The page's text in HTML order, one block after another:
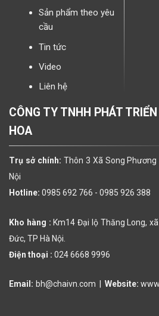
Sản phẩm theo yêu
cầu
Tin tức
Video
Liên hệ
CÔNG TY TNHH PHÁT
HOA
Trụ sở chính: Thôn 3 Xã Song
Nội
Hotline: 0985 692 766 - 0985 926 388
Kho hàng : Km14 Đại lộ Thăng Long,
Đức, TP Hà Nội.
Điện thoại : 024 6668 9996
Email: bh@chaivn.com Website: